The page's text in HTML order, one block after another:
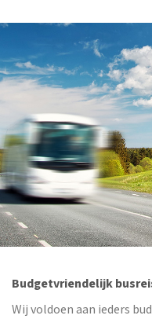
Budgetvriendelijk
Wij voldoen aan ieders